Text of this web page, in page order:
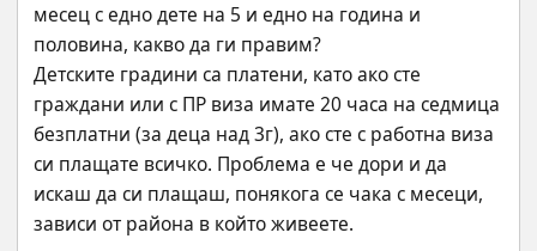
месец с едно дете на 5 и едно на година и
половина, какво да ги правим?
Детските градини са платени, като ако сте
граждани или с ПР виза имате 20 часа на седмица
безплатни (за деца над 3г), ако сте с работна виза
си плащате всичко. Проблема е че дори и да
искаш да си плащаш, понякога се чака с месеци,
зависи от района в който живеете.